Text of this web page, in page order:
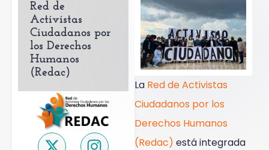
Red de
Activistas
Ciudadanos por
los Derechos
Humanos
(Redac)
La Red de Activistas
Ciudadanos por los
Derechos Humanos
(Redac) está integrada